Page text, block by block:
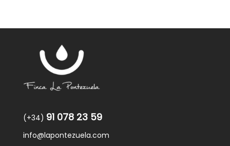
(+34) 91 078 23 59
info@lapontezuela.com